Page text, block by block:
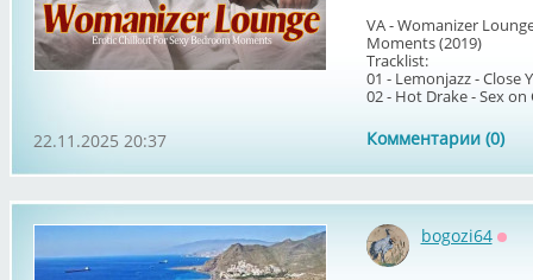
VA - Womanizer
Moments (2019)
Tracklist:
01 - Lemonjazz - Close
02 - Hot Drake - Sex on
Комментарии (0)
22.11.2025 20:37
bogozi64